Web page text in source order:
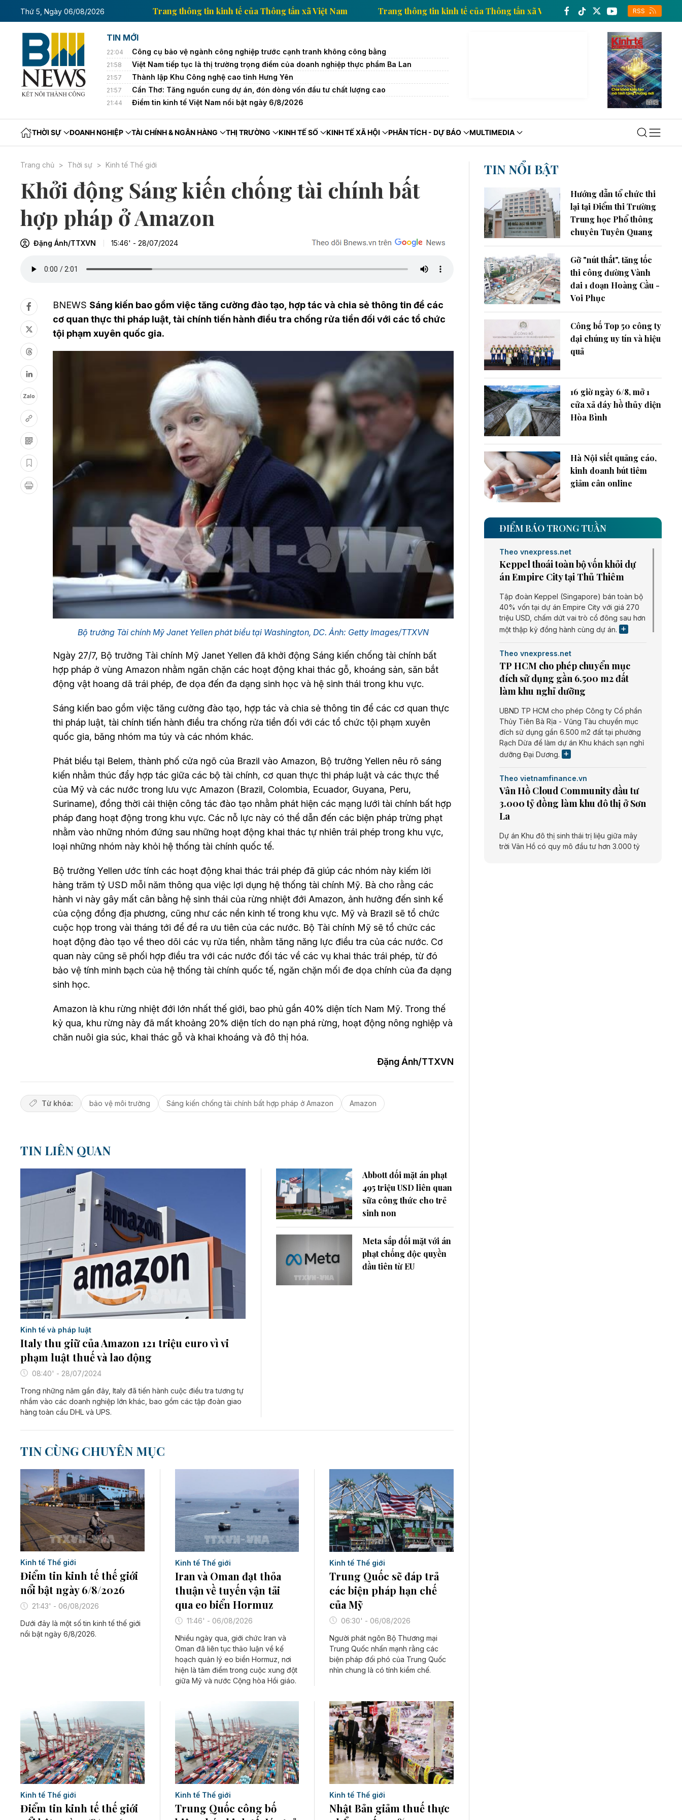
Thứ 5, Ngày 06/08/2026
tin kinh tế của Thông tấn xã Việt Nam Trang thông tin kinh tế của Thông tấn xã Việt Nam Trang thông tin kinh tế của Thông tấn xã Việt Nam Trang
RSS
TIN MỚI
22:04 Công cụ bảo vệ ngành công nghiệp trước cạnh tranh không công bằng
21:58 Việt Nam tiếp tục là thị trường trọng điểm của doanh nghiệp thực phẩm Ba Lan
21:57 Thành lập Khu Công nghệ cao tỉnh Hưng Yên
21:57 Cần Thơ: Tăng nguồn cung dự án, đón dòng vốn đầu tư chất lượng cao
21:44 Điểm tin kinh tế Việt Nam nổi bật ngày 6/8/2026
THỜI SỰ DOANH NGHIỆP TÀI CHÍNH & NGÂN HÀNG THỊ TRƯỜNG KINH TẾ SỐ KINH TẾ XÃ HỘI PHÂN TÍCH - DỰ BÁO MULTIMEDIA
Trang chủ Thời sự Kinh tế Thế giới
Khởi động Sáng kiến chống tài chính bất
hợp pháp ở Amazon
Đặng Ánh/TTXVN 15:46' - 28/07/2024
Zalo
BNEWS Sáng kiến bao gồm việc tăng cường đào tạo, hợp tác và chia sẻ thông tin để các
cơ quan thực thi pháp luật, tài chính tiến hành điều tra chống rửa tiền đối với các tổ chức
tội phạm xuyên quốc gia.
Bộ trưởng Tài chính Mỹ Janet Yellen phát biểu tại Washington, DC. Ảnh: Getty Images/TTXVN
Ngày 27/7, Bộ trưởng Tài chính Mỹ Janet Yellen đã khởi động Sáng kiến chống tài chính bất
hợp pháp ở vùng Amazon nhằm ngăn chặn các hoạt động khai thác gỗ, khoáng sản, săn bắt
động vật hoang dã trái phép, đe dọa đến đa dạng sinh học và hệ sinh thái trong khu vực.
Sáng kiến bao gồm việc tăng cường đào tạo, hợp tác và chia sẻ thông tin để các cơ quan thực
thi pháp luật, tài chính tiến hành điều tra chống rửa tiền đối với các tổ chức tội phạm xuyên
quốc gia, băng nhóm ma túy và các nhóm khác.
Phát biểu tại Belem, thành phố cửa ngõ của Brazil vào Amazon, Bộ trưởng Yellen nêu rõ sáng
kiến nhằm thúc đẩy hợp tác giữa các bộ tài chính, cơ quan thực thi pháp luật và các thực thể
của Mỹ và các nước trong lưu vực Amazon (Brazil, Colombia, Ecuador, Guyana, Peru,
Suriname), đồng thời cải thiện công tác đào tạo nhằm phát hiện các mạng lưới tài chính bất hợp
pháp đang hoạt động trong khu vực. Các nỗ lực này có thể dẫn đến các biện pháp trừng phạt
nhằm vào những nhóm đứng sau những hoạt động khai thác tự nhiên trái phép trong khu vực,
loại những nhóm này khỏi hệ thống tài chính quốc tế.
Bộ trưởng Yellen ước tính các hoạt động khai thác trái phép đã giúp các nhóm này kiếm lời
hàng trăm tỷ USD mỗi năm thông qua việc lợi dụng hệ thống tài chính Mỹ. Bà cho rằng các
hành vi này gây mất cân bằng hệ sinh thái của rừng nhiệt đới Amazon, ảnh hưởng đến sinh kế
của cộng đồng địa phương, cũng như các nền kinh tế trong khu vực. Mỹ và Brazil sẽ tổ chức
cuộc họp trong vài tháng tới để đề ra ưu tiên của các nước. Bộ Tài chính Mỹ sẽ tổ chức các
hoạt động đào tạo về theo dõi các vụ rửa tiền, nhằm tăng năng lực điều tra của các nước. Cơ
quan này cũng sẽ phối hợp điều tra với các nước đối tác về các vụ khai thác trái phép, từ đó
bảo vệ tính minh bạch của hệ thống tài chính quốc tế, ngăn chặn mối đe dọa chính của đa dạng
sinh học.
Amazon là khu rừng nhiệt đới lớn nhất thế giới, bao phủ gần 40% diện tích Nam Mỹ. Trong thế
kỷ qua, khu rừng này đã mất khoảng 20% diện tích do nạn phá rừng, hoạt động nông nghiệp và
chăn nuôi gia súc, khai thác gỗ và khai khoáng và đô thị hóa.
Đặng Ánh/TTXVN
Từ khóa: bảo vệ môi trường Sáng kiến chống tài chính bất hợp pháp ở Amazon Amazon
TIN LIÊN QUAN
Kinh tế và pháp luật
Italy thu giữ của Amazon 121 triệu euro vì vi
phạm luật thuế và lao động
08:40' - 28/07/2024
Trong những năm gần đây, Italy đã tiến hành cuộc điều tra tương tự
nhắm vào các doanh nghiệp lớn khác, bao gồm các tập đoàn giao
hàng toàn cầu DHL và UPS.
Abbott đối mặt án phạt
495 triệu USD liên quan
sữa công thức cho trẻ
sinh non
Meta sắp đối mặt với án
phạt chống độc quyền
đầu tiên từ EU
TIN CÙNG CHUYÊN MỤC
Kinh tế Thế giới
Điểm tin kinh tế thế giới
nổi bật ngày 6/8/2026
21:43' - 06/08/2026
Dưới đây là một số tin kinh tế thế giới
nổi bật ngày 6/8/2026.
Kinh tế Thế giới
Iran và Oman đạt thỏa
thuận về tuyến vận tải
qua eo biển Hormuz
11:46' - 06/08/2026
Nhiều ngày qua, giới chức Iran và
Oman đã liên tục thảo luận về kế
hoạch quản lý eo biển Hormuz, nơi
hiện là tâm điểm trong cuộc xung đột
giữa Mỹ và nước Cộng hòa Hồi giáo.
Kinh tế Thế giới
Trung Quốc sẽ đáp trả
các biện pháp hạn chế
của Mỹ
06:30' - 06/08/2026
Người phát ngôn Bộ Thương mại
Trung Quốc nhấn mạnh rằng các
biện pháp đối phó của Trung Quốc
nhìn chung là có tính kiềm chế.
Kinh tế Thế giới
Điểm tin kinh tế thế giới
Kinh tế Thế giới
Trung Quốc công bố
Kinh tế Thế giới
Nhật Bản giảm thuế thực
TIN NỔI BẬT
Hướng dẫn tổ chức thi
lại tại Điểm thi Trường
Trung học Phổ thông
chuyên Tuyên Quang
Gỡ "nút thắt", tăng tốc
thi công đường Vành
đai 1 đoạn Hoàng Cầu -
Voi Phục
Công bố Top 50 công ty
đại chúng uy tín và hiệu
quả
16 giờ ngày 6/8, mở 1
cửa xả đáy hồ thủy điện
Hòa Bình
Hà Nội siết quảng cáo,
kinh doanh bút tiêm
giảm cân online
ĐIỂM BÁO TRONG TUẦN
Theo vnexpress.net
Keppel thoái toàn bộ vốn khỏi dự
án Empire City tại Thủ Thiêm
Tập đoàn Keppel (Singapore) bán toàn bộ
40% vốn tại dự án Empire City với giá 270
triệu USD, chấm dứt vai trò cổ đông sau hơn
một thập kỷ đồng hành cùng dự án.
Theo vnexpress.net
TP HCM cho phép chuyển mục
đích sử dụng gần 6.500 m2 đất
làm khu nghỉ dưỡng
UBND TP HCM cho phép Công ty Cổ phần
Thủy Tiên Bà Rịa - Vũng Tàu chuyển mục
đích sử dụng gần 6.500 m2 đất tại phường
Rạch Dừa để làm dự án Khu khách sạn nghỉ
dưỡng Đại Dương.
Theo vietnamfinance.vn
Vân Hồ Cloud Community đầu tư
3.000 tỷ đồng làm khu đô thị ở Sơn
La
Dự án Khu đô thị sinh thái trị liệu giữa mây
trời Vân Hồ có quy mô đầu tư hơn 3.000 tỷ